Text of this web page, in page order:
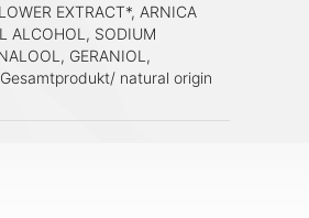
EXTRACT*, ARNICA
ALCOHOL, SODIUM
GERANIOL,
natural origin